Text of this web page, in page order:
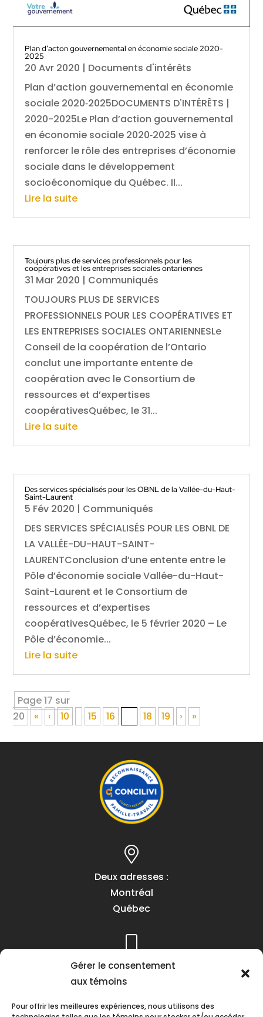
Gérer le consentement
aux témoins
Pour offrir les meilleures expériences, nous utilisons des
Plan d’acton gouvernemental en économie sociale 2020-
2025
20 Avr 2020 | Documents d'intérêts
Plan d’action gouvernemental en économie
sociale 2020‑2025DOCUMENTS D'INTÉRÊTS |
2020-2025Le Plan d’action gouvernemental
en économie sociale 2020‑2025 vise à
renforcer le rôle des entreprises d’économie
sociale dans le développement
socioéconomique du Québec. Il...
Lire la suite
Toujours plus de services professionnels pour les
coopératives et les entreprises sociales ontariennes
31 Mar 2020 | Communiqués
TOUJOURS PLUS DE SERVICES
PROFESSIONNELS POUR LES COOPÉRATIVES ET
LES ENTREPRISES SOCIALES ONTARIENNESLe
Conseil de la coopération de l’Ontario
conclut une importante entente de
coopération avec le Consortium de
ressources et d’expertises
coopérativesQuébec, le 31...
Lire la suite
Des services spécialisés pour les OBNL de la Vallée-du-Haut-
Saint-Laurent
5 Fév 2020 | Communiqués
DES SERVICES SPÉCIALISÉS POUR LES OBNL DE
LA VALLÉE-DU-HAUT-SAINT-
LAURENTConclusion d’une entente entre le
Pôle d’économie sociale Vallée-du-Haut-
Saint-Laurent et le Consortium de
ressources et d’expertises
coopérativesQuébec, le 5 février 2020 – Le
Pôle d’économie...
Lire la suite
Page 17 sur
20
« ‹ 10 15 16 18 19 › »
Deux adresses :
Montréal
Québec
Téléphone :
(418) 622-1001